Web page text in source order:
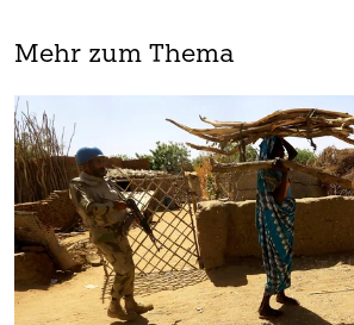
Mehr zum Thema